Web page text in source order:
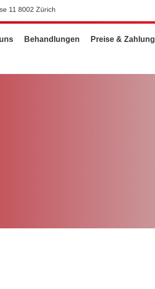
11 8002 Zürich
Behandlungen Preise & Zahlung